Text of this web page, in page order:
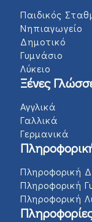
Παιδικός
Νηπιαγωγείο
Δημοτικό
Γυμνάσιο
Λύκειο
Ξένες
Αγγλικά
Γαλλικά
Γερμανικά
Πληροφορική
Πληροφορική
Πληροφορική